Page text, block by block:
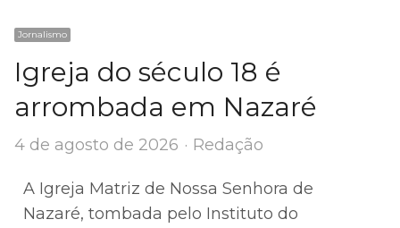
Jornalismo
Igreja do século 18 é
arrombada em Nazaré
4 de agosto de 2026 Author
Redação
A Igreja Matriz de Nossa Senhora de
Nazaré, tombada pelo Instituto do